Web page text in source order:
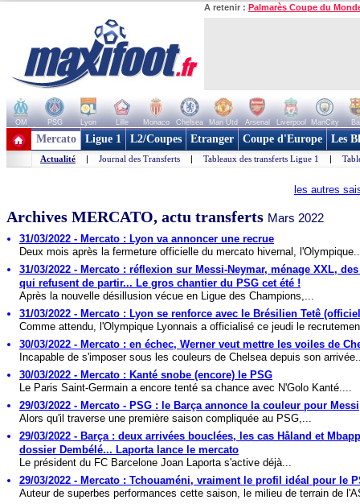
A retenir : Palmarès Coupe du
OM PSG Lyon Lille Monaco Chelsea Man Utd Arsenal Liverpool ManCity
+ de clubs
Mercato Ligue 1 L2/Coupes Etranger Coupe d'Europe Les
Actualité | Journal des Transferts | Tableaux des transferts Ligue 1 |
les autres
Archives MERCATO, actu transferts Mars 2022
31/03/2022 - Mercato : Lyon va annoncer une recrue
Deux mois après la fermeture officielle du mercato hivernal,
31/03/2022 - Mercato : réflexion sur Messi-Neymar, ménage XXL,
qui refusent de partir... Le gros chantier du PSG cet été !
Après la nouvelle désillusion vécue en Ligue des Champions,...
31/03/2022 - Mercato : Lyon se renforce avec le Brésilien Tetê
Comme attendu, l'Olympique Lyonnais a officialisé ce jeudi le
30/03/2022 - Mercato : en échec, Werner veut mettre les voiles de
Incapable de s'imposer sous les couleurs de Chelsea depuis son
30/03/2022 - Mercato : Kanté snobe (encore) le PSG
Le Paris Saint-Germain a encore tenté sa chance avec N'Golo Kanté....
29/03/2022 - Mercato - PSG : le Barça annonce la couleur pour Messi
Alors qu'il traverse une première saison compliquée au PSG,...
29/03/2022 - Barça : deux arrivées bouclées, les cas Håland et
dossier Dembélé... Laporta lance le mercato
Le président du FC Barcelone Joan Laporta s'active déjà...
29/03/2022 - Mercato : Tchouaméni, vraiment le profil idéal pour le
Auteur de superbes performances cette saison, le milieu de terrain de